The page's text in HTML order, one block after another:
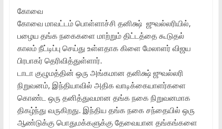
கோவை
கோவை மாவட்டம் பொள்ளாச்சி தனிக்ஷ் ஜுவல்லரியில்,
பழைய தங்க நகைகளை மாற்றும் திட்டத்தை கூடுதல்
காலம் நீட்டிப்பு செய்து உள்ளதாக கிளை மேலாளர் விஜய
பிரபாகர் தெரிவித்துள்ளார்.
டாடா குழுமத்தின் ஒரு அங்கமான தனிக்ஷ் ஜுவல்லரி
நிறுவனம், இந்தியாவில் அதிக வாடிக்கையாளர்களை
கொண்ட ஒரு தனித்துவமான தங்க நகை நிறுவனமாக
திகழ்ந்து வருகிறது. இந்திய தங்க நகை சந்தையில் ஒரு
ஆண்டுக்கு பொதுமக்களுக்கு தேவையான தங்கங்களை